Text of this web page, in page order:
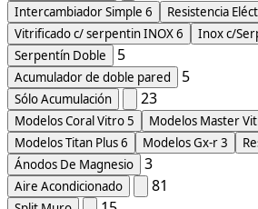
Intercambiador Simple 6 Resistencia
Vitrificado c/ serpentin INOX6 Inox c/
Serpentín Doble
5
Acumulador de doble pared 5
Sólo Acumulación 23
Modelos Coral Vitro5 Modelos Master
Modelos Titan Plus6 Modelos Gx-r3
Ánodos De Magnesio
3
Aire Acondicionado 81